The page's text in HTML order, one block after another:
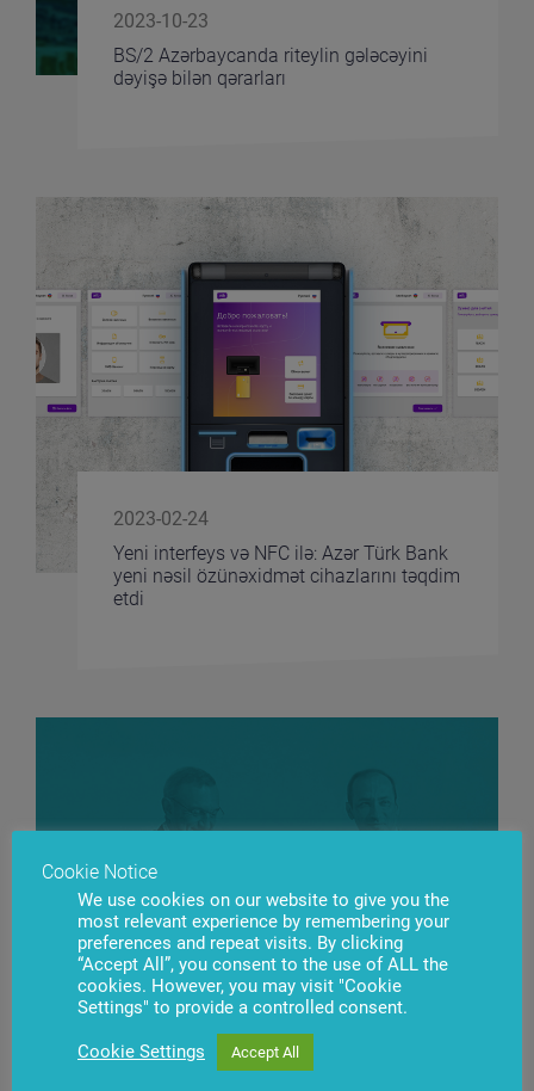
2023-10-23
BS/2 Azərbaycanda riteylin gələcəyini
dəyişə bilən qərarları
2023-02-24
Yeni interfeys və NFC ilə: Azər Türk Bank
yeni nəsil özünəxidmət cihazlarını təqdim
etdi
2022-12-02
Bakıda keçirilən forumun nəticələri:
Cookie Notice
We use cookies on our website to give you the
most relevant experience by remembering your
preferences and repeat visits. By clicking
“Accept All”, you consent to the use of ALL the
cookies. However, you may visit "Cookie
Settings" to provide a controlled consent.
Cookie Settings Accept All